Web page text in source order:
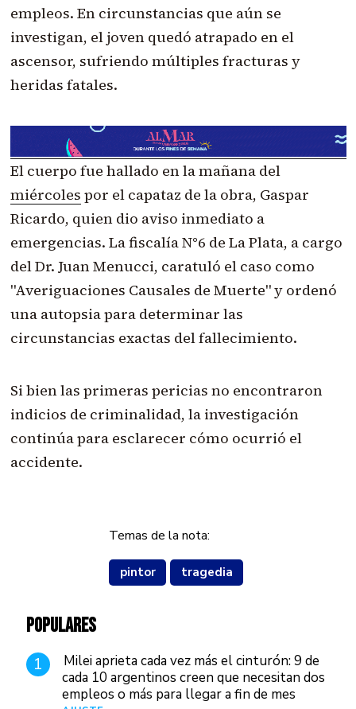
empleos. En circunstancias que aún se
investigan, el joven quedó atrapado en el
ascensor, sufriendo múltiples fracturas y
heridas fatales.
El cuerpo fue hallado en la mañana del
miércoles por el capataz de la obra, Gaspar
Ricardo, quien dio aviso inmediato a
emergencias. La fiscalía N°6 de La Plata, a cargo
del Dr. Juan Menucci, caratuló el caso como
"Averiguaciones Causales de Muerte" y ordenó
una autopsia para determinar las
circunstancias exactas del fallecimiento.
Si bien las primeras pericias no encontraron
indicios de criminalidad, la investigación
continúa para esclarecer cómo ocurrió el
accidente.
Temas de la nota:
pintor tragedia
POPULARES
1
Milei aprieta cada vez más el cinturón: 9 de
cada 10 argentinos creen que necesitan dos
empleos o más para llegar a fin de mes